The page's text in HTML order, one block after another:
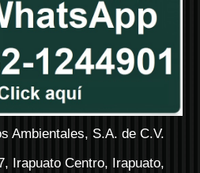
Ambientales, S.A. de C.V.
Irapuato Centro, Irapuato,